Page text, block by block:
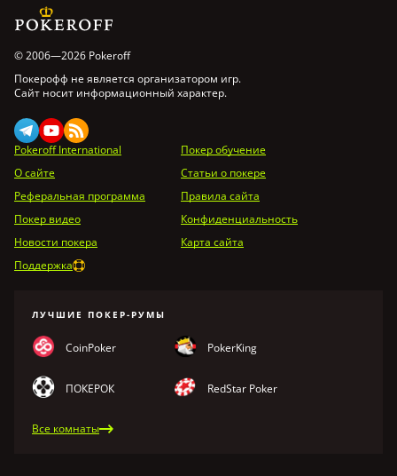
© 2006—2026 Pokeroff
Покерофф не является организатором игр.
Сайт носит информационный характер.
Pokeroff International
Покер обучение
О сайте
Статьи о покере
Реферальная программа
Правила сайта
Покер видео
Конфиденциальность
Новости покера
Карта сайта
Поддержка
ЛУЧШИЕ ПОКЕР-РУМЫ
CoinPoker PokerKing
ПОКЕРОК RedStar Poker
Все комнаты